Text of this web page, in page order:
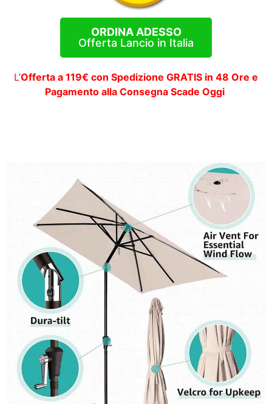
ORDINA ADESSO
Offerta Lancio in Italia
L’Offerta a 119€ con Spedizione GRATIS in 48 Ore e
Pagamento alla Consegna Scade Oggi